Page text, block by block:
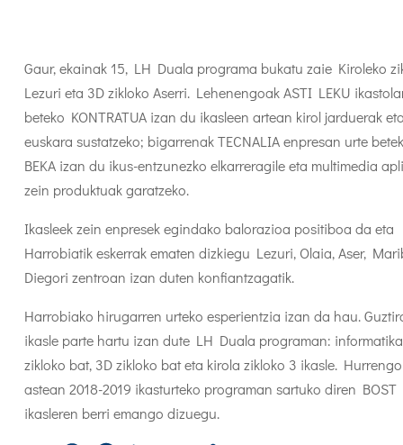
Gaur, ekainak 15, LH Duala programa bukatu zaie Kiroleko
Lezuri eta 3D zikloko Aserri. Lehenengoak ASTI LEKU
beteko KONTRATUA izan du ikasleen artean kirol jarduerak
euskara sustatzeko; bigarrenak TECNALIA enpresan urte
BEKA izan du ikus-entzunezko elkarreragile eta multimedia
zein produktuak garatzeko.
Ikasleek zein enpresek egindako balorazioa positiboa da eta
Harrobiatik eskerrak ematen dizkiegu Lezuri, Olaia, Aser,
Diegori zentroan izan duten konfiantzagatik.
Harrobiako hirugarren urteko esperientzia izan da hau.
ikasle parte hartu izan dute LH Duala programan: informatika
zikloko bat, 3D zikloko bat eta kirola zikloko 3 ikasle. Hurrengo
astean 2018-2019 ikasturteko programan sartuko diren BOST
ikasleren berri emango dizuegu.